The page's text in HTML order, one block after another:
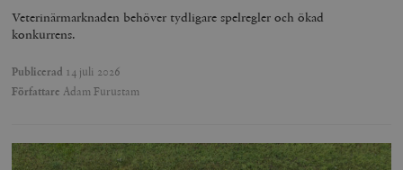
Veterinärmarknaden behöver tydligare spelregler och ökad
konkurrens.
Publicerad 14 juli 2026
Författare Adam Furustam